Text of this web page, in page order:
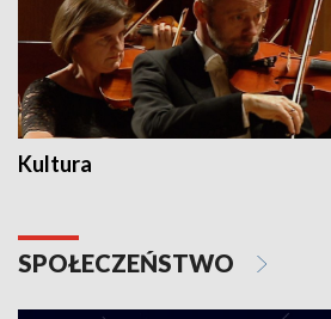
Kultura
SPOŁECZEŃSTWO